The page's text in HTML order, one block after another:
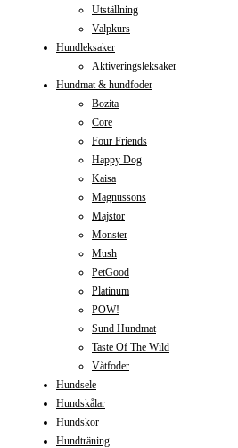
Utställning
Valpkurs
Hundleksaker
Aktiveringsleksaker
Hundmat & hundfoder
Bozita
Core
Four Friends
Happy Dog
Kaisa
Magnussons
Majstor
Monster
Mush
PetGood
Platinum
POW!
Sund Hundmat
Taste Of The Wild
Våtfoder
Hundsele
Hundskålar
Hundskor
Hundträning